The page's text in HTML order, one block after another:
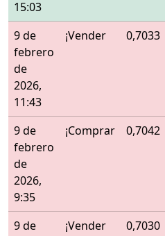
15:03
9 de
febrero
de
2026,
11:43
¡Vender 0,7033
9 de
febrero
de
2026,
9:35
¡Comprar 0,7042
9 de
¡Vender 0,7030